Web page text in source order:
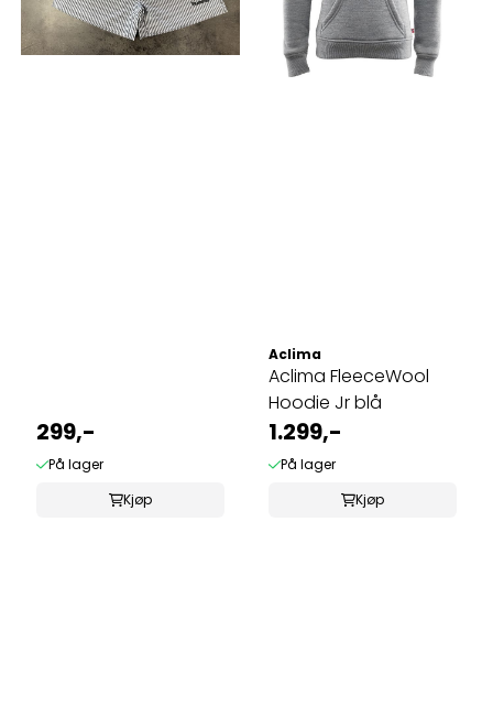
299,-
På lager
Kjøp
Aclima
Aclima FleeceWool
Hoodie Jr blå
1.299,-
På lager
Kjøp